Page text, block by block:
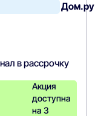
Дом.ру
в рассрочку
Акция
доступна
на 3